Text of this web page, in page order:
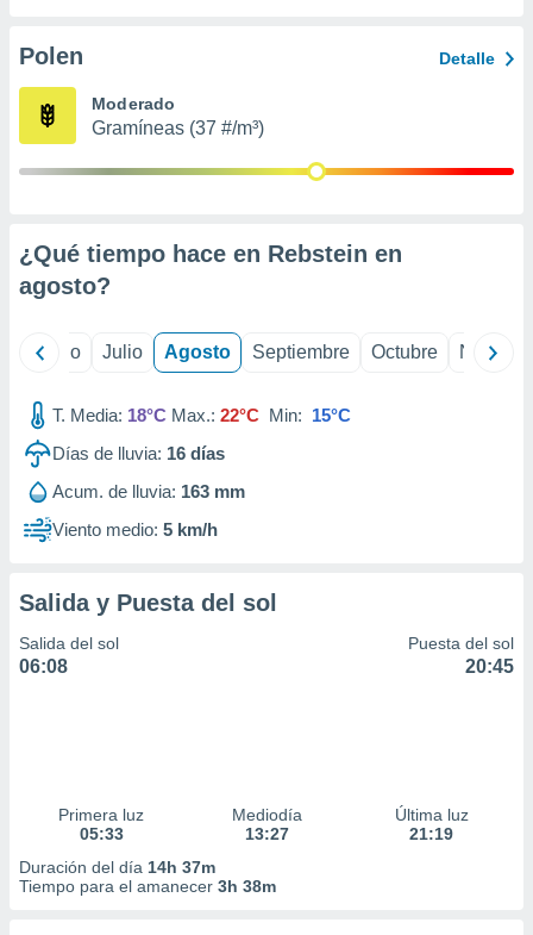
e
mediante
de
1199
Polen Detalle
Moderado
Gramíneas (37 #/m³)
¿Qué tiempo hace en Rebstein en
agosto?
Junio Julio Agosto Septiembre Octubre
T. Media: 18°C Max.: 22°C Min: 15°C
Días de lluvia: 16 días
Acum. de lluvia: 163 mm
Viento medio: 5 km/h
Salida y Puesta del sol
Salida del sol
06:08
Puesta del sol
20:45
Primera luz
05:33
Mediodía
13:27
Última luz
21:19
Duración del día 14h 37m
Tiempo para el amanecer 3h 38m